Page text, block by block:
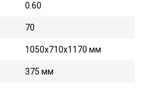
0.60
70
1050х710х1170 мм
375 мм